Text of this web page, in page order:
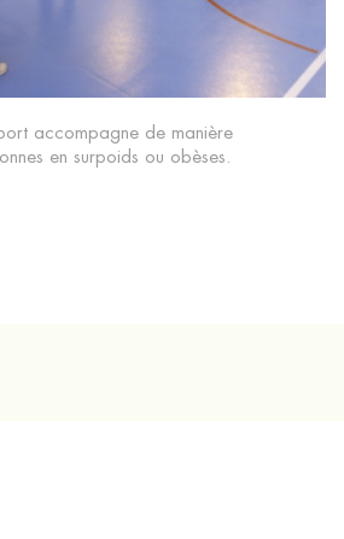
accompagne de manière
en surpoids ou obèses.